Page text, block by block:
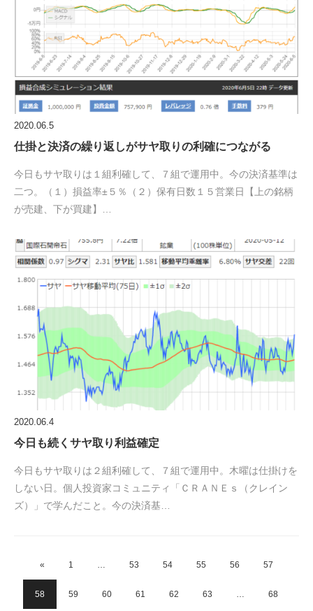
2020.06.5
仕掛と決済の繰り返しがサヤ取りの利確につながる
今日もサヤ取りは１組利確して、７組で運用中。今の決済基準は
二つ。（１）損益率±５％（２）保有日数１５営業日【上の銘柄
が売建、下が買建】…
2020.06.4
今日も続くサヤ取り利益確定
今日もサヤ取りは２組利確して、７組で運用中。木曜は仕掛けを
しない日。個人投資家コミュニティ「ＣＲＡＮＥｓ（クレイン
ズ）」で学んだこと。今の決済基…
« 1 … 53 54 55 56 57
58 59 60 61 62 63 … 68